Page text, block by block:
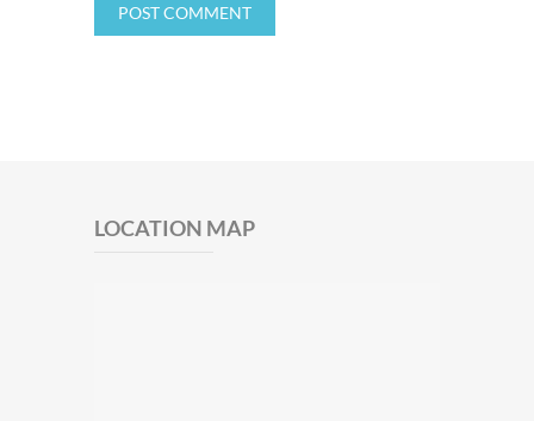
LOCATION MAP